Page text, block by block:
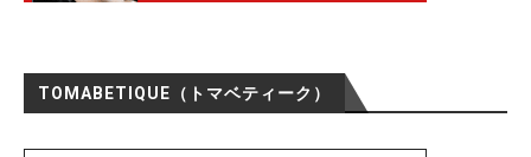
TOMABETIQUE（トマベティーク）